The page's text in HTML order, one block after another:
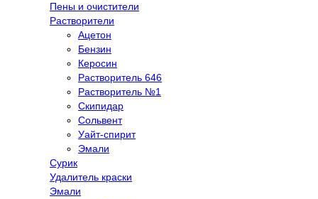
Пены и очистители
Растворители
Ацетон
Бензин
Керосин
Растворитель 646
Растворитель №1
Скипидар
Сольвент
Уайт-спирит
Эмали
Сурик
Удалитель краски
Эмали